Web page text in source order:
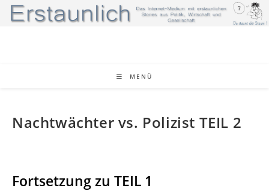
Zum
Inhalt
MENÜ
Nachtwächter vs. Polizist TEIL 2
Fortsetzung zu TEIL 1